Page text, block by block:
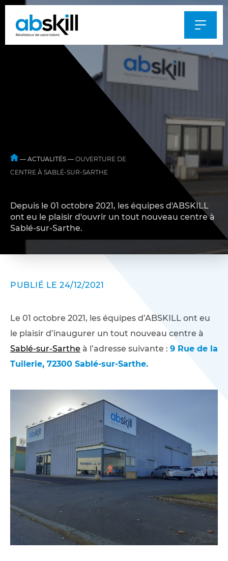
— ACTUALITÉS — OUVERTURE DE
CENTRE À SABLÉ-SUR-SARTHE
Depuis le 01 octobre 2021, les équipes d'ABSKILL
ont eu le plaisir d'ouvrir un tout nouveau centre à
Sablé-sur-Sarthe.
PUBLIÉ LE 24/12/2021
Le 01 octobre 2021, les équipes d’ABSKILL ont eu
le plaisir d’inaugurer un tout nouveau centre à
Sablé-sur-Sarthe à l’adresse suivante : 9 Rue de la
Tuilerie, 72300 Sablé-sur-Sarthe.